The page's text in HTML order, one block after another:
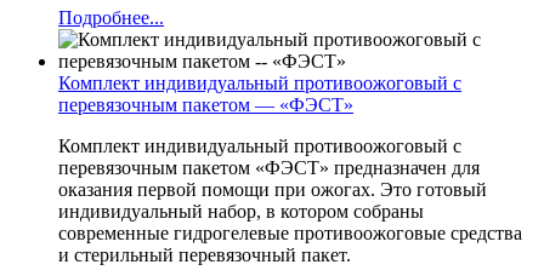
Подробнее...
Комплект индивидуальный противоожоговый с
перевязочным пакетом — «ФЭСТ»
Комплект индивидуальный противоожоговый с
перевязочным пакетом «ФЭСТ» предназначен для
оказания первой помощи при ожогах. Это готовый
индивидуальный набор, в котором собраны
современные гидрогелевые противоожоговые средства
и стерильный перевязочный пакет.